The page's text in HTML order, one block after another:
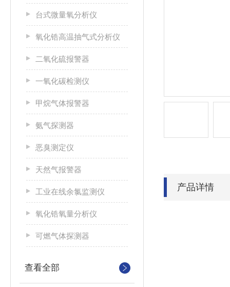
台式微量氧分析仪
氧化锆高温抽气式分析仪
二氧化硫报警器
一氧化碳检测仪
甲烷气体报警器
氨气探测器
恶臭测定仪
天然气报警器
工业在线余氯监测仪
氧化锆氧量分析仪
可燃气体探测器
查看全部
产品详情